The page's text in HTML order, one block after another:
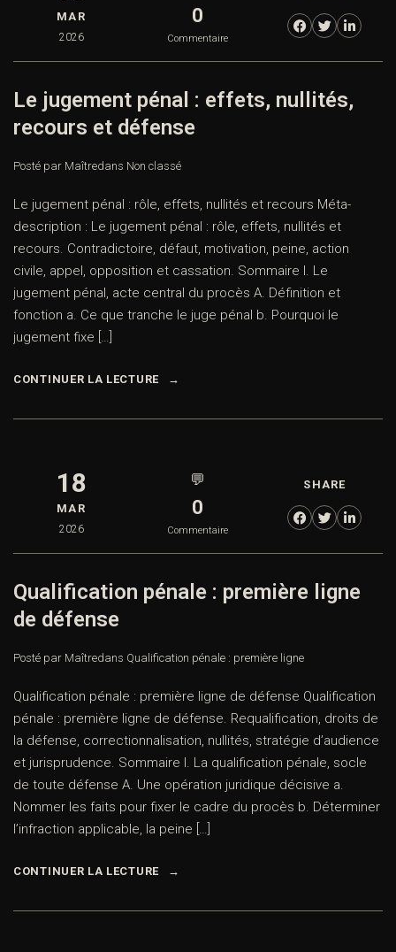
MAR
2026
0
Commentaire
Le jugement pénal : effets, nullités,
recours et défense
Posté par Maîtredans Non classé
Le jugement pénal : rôle, effets, nullités et recours Méta-
description : Le jugement pénal : rôle, effets, nullités et
recours. Contradictoire, défaut, motivation, peine, action
civile, appel, opposition et cassation. Sommaire I. Le
jugement pénal, acte central du procès A. Définition et
fonction a. Ce que tranche le juge pénal b. Pourquoi le
jugement fixe […]
CONTINUER LA LECTURE
18
MAR
2026
💬
0
Commentaire
SHARE
Qualification pénale : première ligne
de défense
Posté par Maîtredans Qualification pénale : première ligne
Qualification pénale : première ligne de défense Qualification
pénale : première ligne de défense. Requalification, droits de
la défense, correctionnalisation, nullités, stratégie d’audience
et jurisprudence. Sommaire I. La qualification pénale, socle
de toute défense A. Une opération juridique décisive a.
Nommer les faits pour fixer le cadre du procès b. Déterminer
l’infraction applicable, la peine […]
CONTINUER LA LECTURE